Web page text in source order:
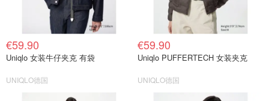
€59.90
Uniqlo 女装牛仔夹克 有袋
UNIQLO德国
€59.90
Uniqlo PUFFERTECH 女装夹克
UNIQLO德国